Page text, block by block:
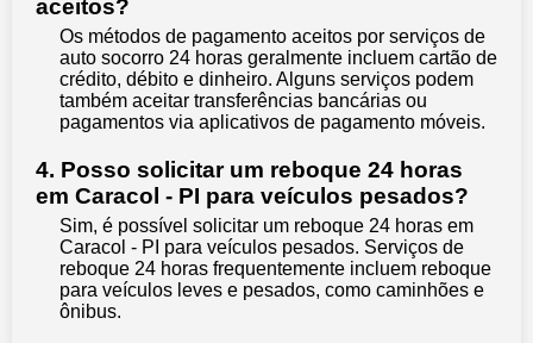
aceitos?
Os métodos de pagamento aceitos por serviços de
auto socorro 24 horas geralmente incluem cartão de
crédito, débito e dinheiro. Alguns serviços podem
também aceitar transferências bancárias ou
pagamentos via aplicativos de pagamento móveis.
4. Posso solicitar um reboque 24 horas
em Caracol - PI para veículos pesados?
Sim, é possível solicitar um reboque 24 horas em
Caracol - PI para veículos pesados. Serviços de
reboque 24 horas frequentemente incluem reboque
para veículos leves e pesados, como caminhões e
ônibus.